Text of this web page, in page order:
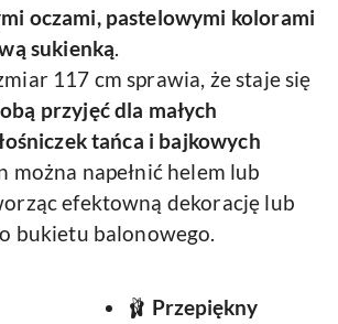
oczami, pastelowymi kolorami
sukienką.
117 cm sprawia, że staje się
przyjęć dla małych
tańca i bajkowych
można napełnić helem lub
efektowną dekorację lub
bukietu balonowego.
🩰 Przepiękny